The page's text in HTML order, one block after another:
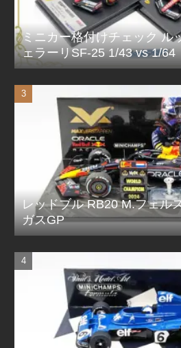
ミニカー格付けチェック ル
ェラーリSF-25 1/43 vs 1/64
レッドブル RB20 M.フェル
ガスGP